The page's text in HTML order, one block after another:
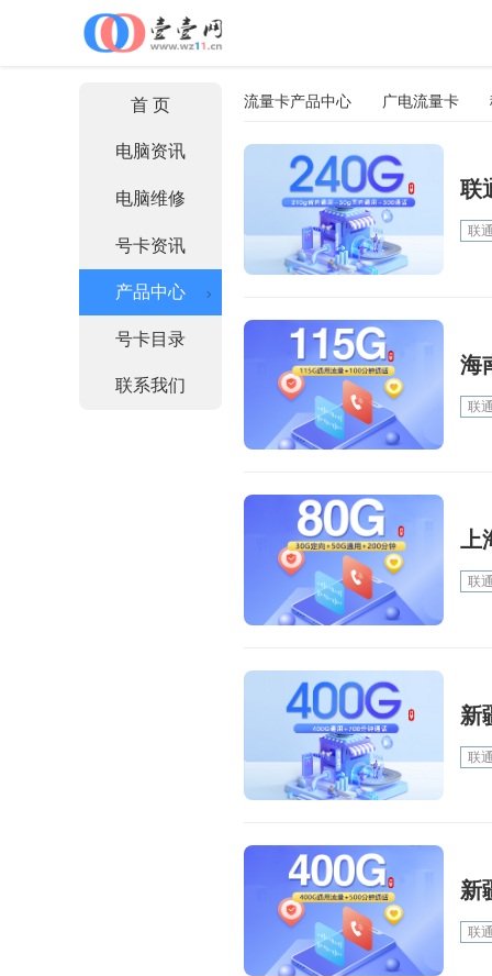
流量卡产品中心 广电流量卡
联
联
海
联
上
联
新
联
新
联
首 页
电脑资讯
电脑维修
号卡资讯
产品中心
号卡目录
联系我们